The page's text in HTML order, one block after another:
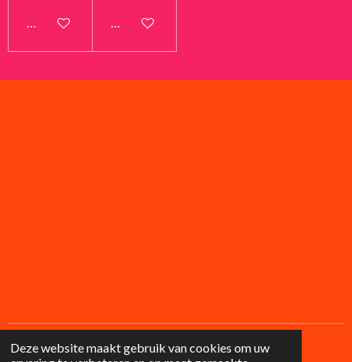
Deze website maakt gebruik van cookies om uw
In winkelwagen In winkelwagen